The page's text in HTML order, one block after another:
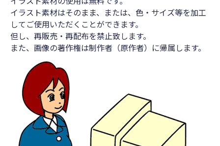
イラスト素材はそのまま、または、色・サイズ等を加工
してご使用いただくことができます。
但し、再販売・再配布を禁止致します。
また、画像の著作権は制作者（原作者）に帰属します。